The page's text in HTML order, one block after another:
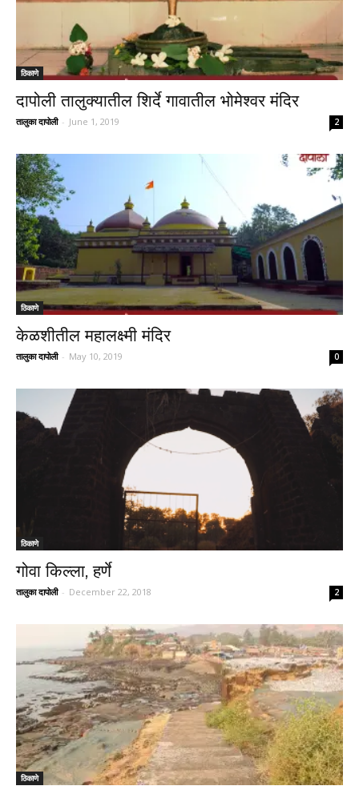
ठिकाणे
दापोली तालुक्यातील शिर्दे गावातील भोमेश्वर मंदिर
तालुका दापोली - June 1, 2019 2
ठिकाणे
केळशीतील महालक्ष्मी मंदिर
तालुका दापोली - May 10, 2019 0
ठिकाणे
गोवा किल्ला, हर्णे
तालुका दापोली - December 22, 2018 2
ठिकाणे